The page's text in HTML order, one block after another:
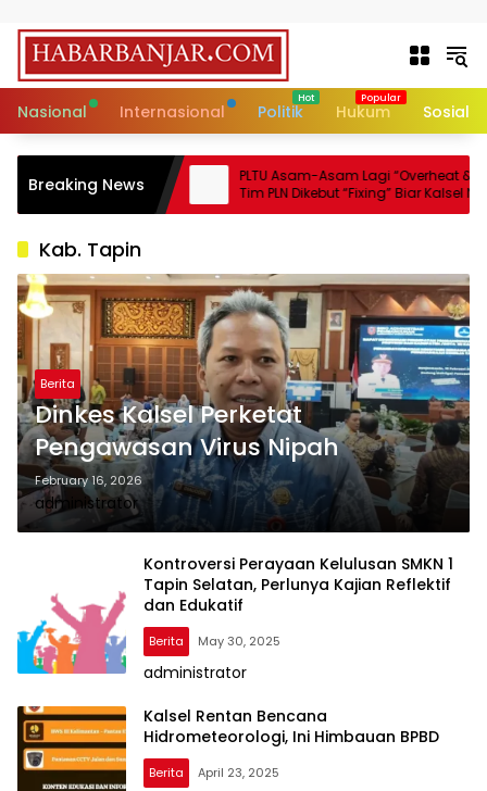
Nasional Internasional Politik Hukum Sosial
Breaking News
di
Issue, Stok
Aman!
PLTU Asam-Asam Lagi “Overheat & Error”,
Tim PLN Dikebut “Fixing” Biar Kalsel Nggak
Makin Mati Lampu!
Kab. Tapin
Berita
Dinkes Kalsel Perketat
Pengawasan Virus Nipah
February 16, 2026
administrator
Kontroversi Perayaan Kelulusan SMKN 1
Tapin Selatan, Perlunya Kajian Reflektif
dan Edukatif
Berita May 30, 2025
administrator
Kalsel Rentan Bencana
Hidrometeorologi, Ini Himbauan BPBD
Berita April 23, 2025